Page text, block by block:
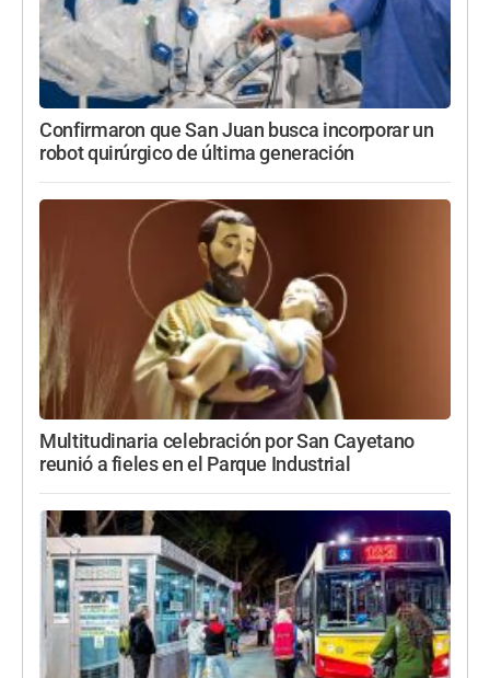
Confirmaron que San Juan busca incorporar un
robot quirúrgico de última generación
Multitudinaria celebración por San Cayetano
reunió a fieles en el Parque Industrial